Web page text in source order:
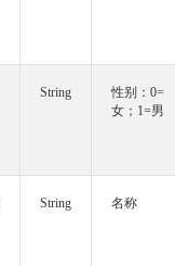
String
性别：0=
女；1=男
String 名称